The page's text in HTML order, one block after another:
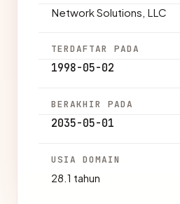
Network Solutions, LLC
TERDAFTAR PADA
1998-05-02
BERAKHIR PADA
2035-05-01
USIA DOMAIN
28.1 tahun